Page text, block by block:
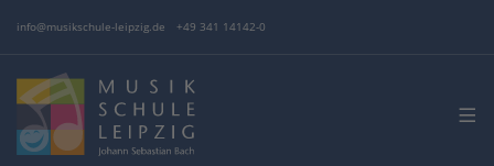
info@musikschule-leipzig.de +49 341 14142-0